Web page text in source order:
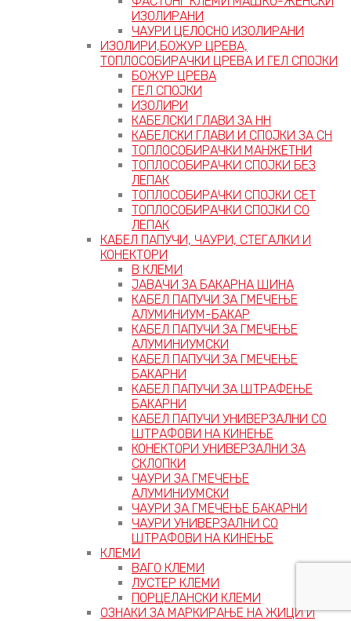
ИЗОЛИРАНИ
ЧАУРИ ЦЕЛОСНО ИЗОЛИРАНИ
ИЗОЛИРИ,БОЖУР ЦРЕВА,
ТОПЛОСОБИРАЧКИ ЦРЕВА И ГЕЛ СПОЈКИ
БОЖУР ЦРЕВА
ГЕЛ СПОЈКИ
ИЗОЛИРИ
КАБЕЛСКИ ГЛАВИ ЗА НН
КАБЕЛСКИ ГЛАВИ И СПОЈКИ ЗА СН
ТОПЛОСОБИРАЧКИ МАНЖЕТНИ
ТОПЛОСОБИРАЧКИ СПОЈКИ БЕЗ
ЛЕПАК
ТОПЛОСОБИРАЧКИ СПОЈКИ СЕТ
ТОПЛОСОБИРАЧКИ СПОЈКИ СО
ЛЕПАК
КАБЕЛ ПАПУЧИ, ЧАУРИ, СТЕГАЛКИ И
КОНЕКТОРИ
В КЛЕМИ
ЈАВАЧИ ЗА БАКАРНА ШИНА
КАБЕЛ ПАПУЧИ ЗА ГМЕЧЕЊЕ
АЛУМИНИУМ-БАКАР
КАБЕЛ ПАПУЧИ ЗА ГМЕЧЕЊЕ
АЛУМИНИУМСКИ
КАБЕЛ ПАПУЧИ ЗА ГМЕЧЕЊЕ
БАКАРНИ
КАБЕЛ ПАПУЧИ ЗА ШТРАФЕЊЕ
БАКАРНИ
КАБЕЛ ПАПУЧИ УНИВЕРЗАЛНИ СО
ШТРАФОВИ НА КИНЕЊЕ
КОНЕКТОРИ УНИВЕРЗАЛНИ ЗА
СКЛОПКИ
ЧАУРИ ЗА ГМЕЧЕЊЕ
АЛУМИНИУМСКИ
ЧАУРИ ЗА ГМЕЧЕЊЕ БАКАРНИ
ЧАУРИ УНИВЕРЗАЛНИ СО
ШТРАФОВИ НА КИНЕЊЕ
КЛЕМИ
ВАГО КЛЕМИ
ЛУСТЕР КЛЕМИ
ПОРЦЕЛАНСКИ КЛЕМИ
ОЗНАКИ ЗА МАРКИРАЊЕ НА ЖИЦИ И